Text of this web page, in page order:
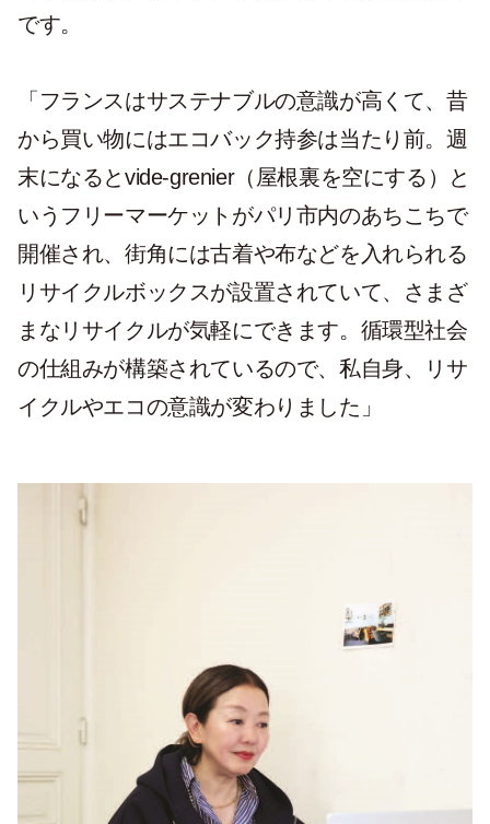
です。
「フランスはサステナブルの意識が高くて、昔
から買い物にはエコバック持参は当たり前。週
末になるとvide-grenier（屋根裏を空にする）と
いうフリーマーケットがパリ市内のあちこちで
開催され、街角には古着や布などを入れられる
リサイクルボックスが設置されていて、さまざ
まなリサイクルが気軽にできます。循環型社会
の仕組みが構築されているので、私自身、リサ
イクルやエコの意識が変わりました」